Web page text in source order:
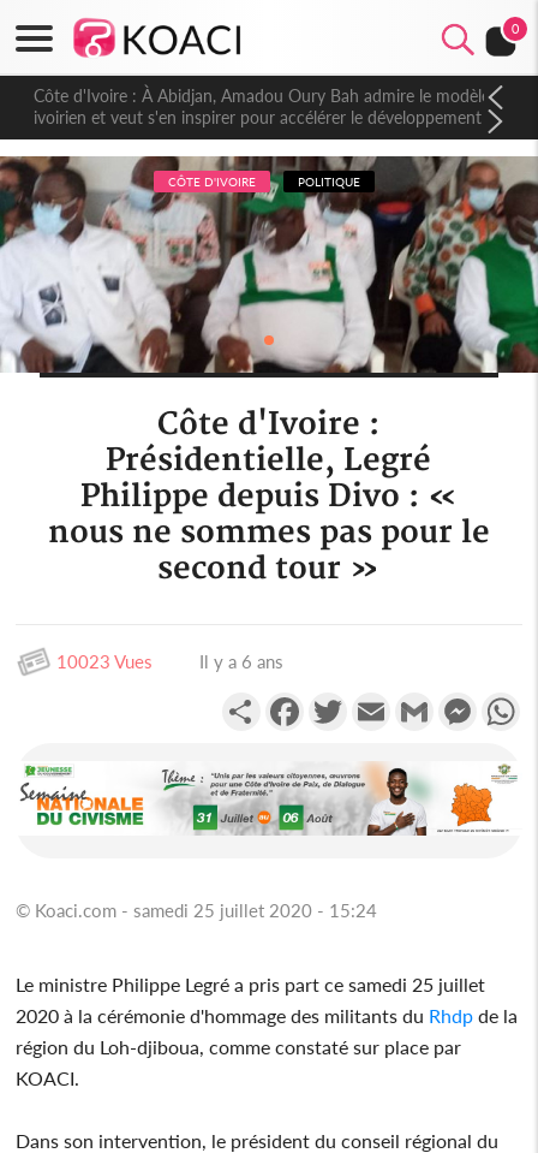
0
Côte d'Ivoire : À Abidjan, Amadou Oury Bah admire le modèle
ivoirien et veut s'en inspirer pour accélérer le développement
de la Guinée
CÔTE D'IVOIRE POLITIQUE
Côte d'Ivoire :
Présidentielle, Legré
Philippe depuis Divo : «
nous ne sommes pas pour le
second tour »
10023 Vues Il y a 6 ans
PartagerFacebookTwitterEmail Gmail
© Koaci.com - samedi 25 juillet 2020 - 15:24
Le ministre Philippe Legré a pris part ce samedi 25 juillet
2020 à la cérémonie d'hommage des militants du Rhdp de la
région du Loh-djiboua, comme constaté sur place par
KOACI.
Dans son intervention, le président du conseil régional du